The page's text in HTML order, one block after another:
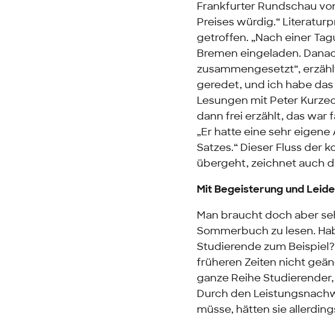
Frankfurter Rundschau
Preises würdig.“
getroffen. „Nach einer
Bremen eingeladen.
zusammengesetzt“,
geredet, und ich habe
Lesungen mit Peter
dann frei erzählt, das war
„Er hatte eine sehr
Satzes.“ Dieser Fluss der
übergeht, zeichnet auch
Mit Begeisterung und
Man braucht doch aber
Sommerbuch zu lesen.
Studierende zum
früheren Zeiten nicht
ganze Reihe
Durch den
müsse, hätten sie